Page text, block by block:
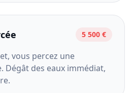
5 500 €
vous percez une
Dégât des eaux immédiat,